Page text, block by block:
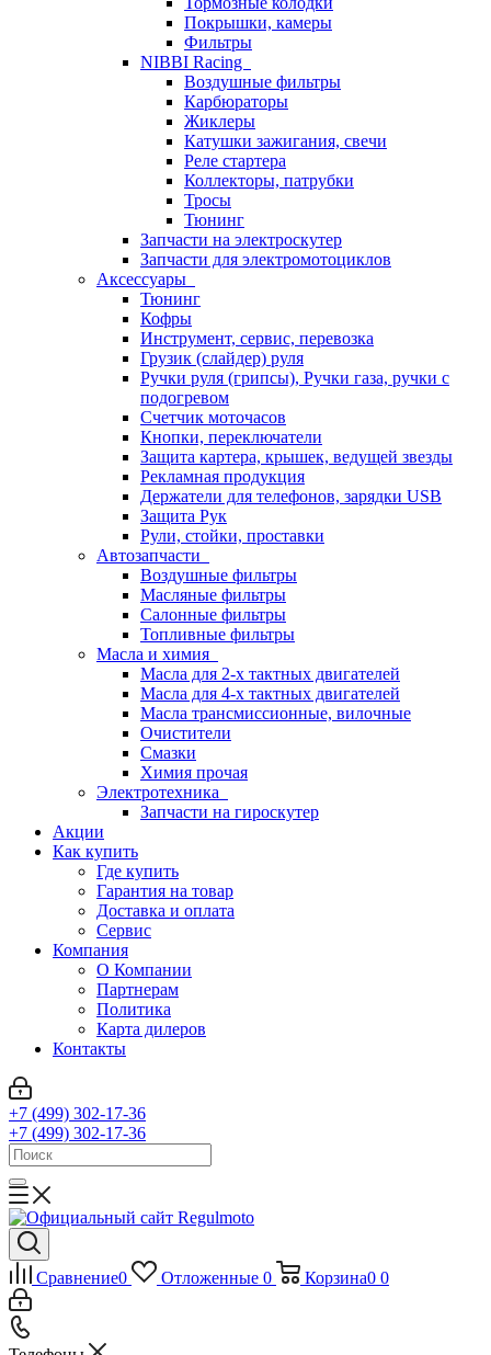
Покрышки, камеры
Фильтры
NIBBI Racing
Воздушные фильтры
Карбюраторы
Жиклеры
Катушки зажигания, свечи
Реле стартера
Коллекторы, патрубки
Тросы
Тюнинг
Запчасти на электроскутер
Запчасти для электромотоциклов
Аксессуары
Тюнинг
Кофры
Инструмент, сервис, перевозка
Грузик (слайдер) руля
Ручки руля (грипсы), Ручки газа, ручки с
подогревом
Счетчик моточасов
Кнопки, переключатели
Защита картера, крышек, ведущей звезды
Рекламная продукция
Держатели для телефонов, зарядки USB
Защита Рук
Рули, стойки, проставки
Автозапчасти
Воздушные фильтры
Масляные фильтры
Салонные фильтры
Топливные фильтры
Масла и химия
Масла для 2-х тактных двигателей
Масла для 4-х тактных двигателей
Масла трансмиссионные, вилочные
Очистители
Смазки
Химия прочая
Электротехника
Запчасти на гироскутер
Акции
Как купить
Где купить
Гарантия на товар
Доставка и оплата
Сервис
Компания
О Компании
Партнерам
Политика
Карта дилеров
Контакты
+7 (499) 302-17-36
+7 (499) 302-17-36
Сравнение0 Отложенные 0 Корзина0 0